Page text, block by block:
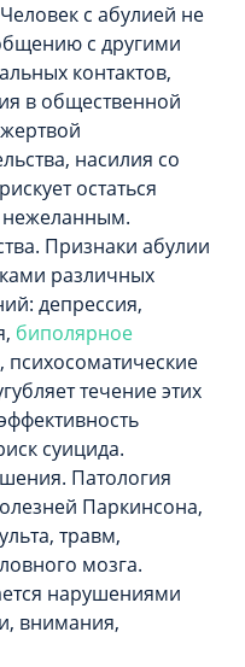
с абулией не
с другими
контактов,
в общественной
насилия со
остаться
Признаки абулии
различных
депрессия,
биполярное
психосоматические
течение этих
суицида.
Патология
Паркинсона,
травм,
мозга.
нарушениями
внимания,